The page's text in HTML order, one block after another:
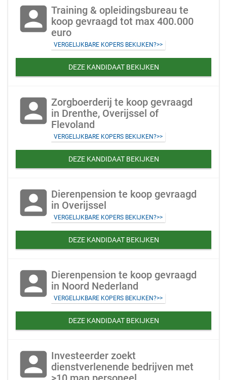
account_box Training & opleidingsbureau te
koop gevraagd tot max 400.000
euro
VERGELIJKBARE KOPERS BEKIJKEN?>>
DEZE KANDIDAAT BEKIJKEN
account_box Zorgboerderij te koop gevraagd
in Drenthe, Overijssel of
Flevoland
VERGELIJKBARE KOPERS BEKIJKEN?>>
DEZE KANDIDAAT BEKIJKEN
account_box Dierenpension te koop gevraagd
in Overijssel
VERGELIJKBARE KOPERS BEKIJKEN?>>
DEZE KANDIDAAT BEKIJKEN
account_box Dierenpension te koop gevraagd
in Noord Nederland
VERGELIJKBARE KOPERS BEKIJKEN?>>
DEZE KANDIDAAT BEKIJKEN
account_box Investeerder zoekt
dienstverlenende bedrijven met